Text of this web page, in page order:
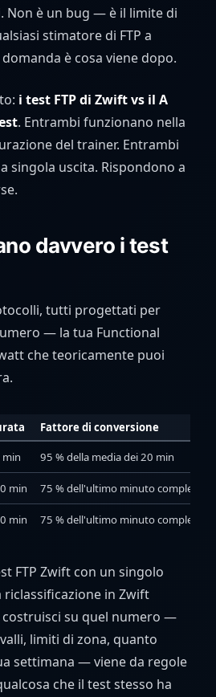
Non è un bug — è il limite di
stimatore di FTP a
è cosa viene dopo.
i test FTP di Zwift vs il A
. Entrambi funzionano nella
del trainer. Entrambi
singola uscita. Rispondono a
davvero i test
tutti progettati per
— la tua Functional
che teoricamente puoi
Fattore di conversione
95 % della media dei 20 min
min 75 % dell'ultimo minuto completo
min 75 % dell'ultimo minuto completo
FTP Zwift con un singolo
in Zwift
costruisci su quel numero —
limiti di zona, quanto
settimana — viene da regole
che il test stesso ha